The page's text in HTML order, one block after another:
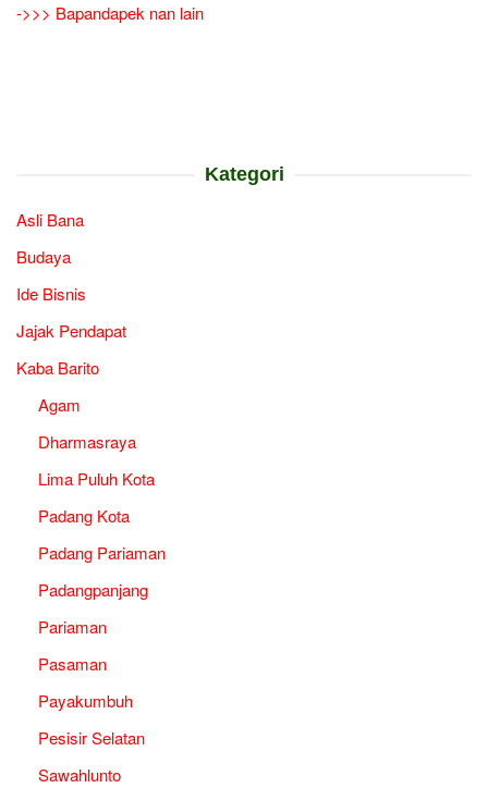
->>> Bapandapek nan lain
Kategori
Asli Bana
Budaya
Ide Bisnis
Jajak Pendapat
Kaba Barito
Agam
Dharmasraya
Lima Puluh Kota
Padang Kota
Padang Pariaman
Padangpanjang
Pariaman
Pasaman
Payakumbuh
Pesisir Selatan
Sawahlunto